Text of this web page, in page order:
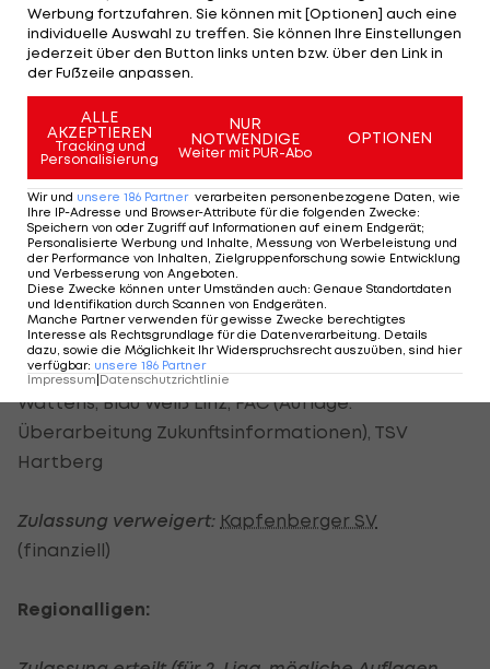
Ried(bestehende Finanz-Auflage:
quartalsmäßiger Reorganisationsprüferbericht),
Austria Lustenau (bestehende Finanz-Auflage:
quartalsmäßiger Reorganisationsprüferbericht),
FC Wacker Innsbruck(bestehende Finanz-Auflage:
quartalsmäßiger Reorganisationsprüferbericht),
SC Wiener Neustadt (bestehende Finanz-Auflage:
quartalsmäßiger Reorganisationsprüferbericht)
Lizenz verweigert:TSV Hartberg(rechtlich,
infrastrukturell, finanziell)
Zulassung erteilt (für 2. Liga): FC Liefering, WSG
Wattens, Blau Weiß Linz, FAC (Auflage:
Überarbeitung Zukunftsinformationen), TSV
Hartberg
Zulassung verweigert: Kapfenberger SV
(finanziell)
Regionalligen:
Werbung fortzufahren. Sie können mit [Optionen] auch eine
individuelle Auswahl zu treffen. Sie können Ihre Einstellungen
jederzeit über den Button links unten bzw. über den Link in
der Fußzeile anpassen.
ALLE
AKZEPTIEREN
Tracking und
Personalisierung
NUR
NOTWENDIGE
Weiter mit PUR-Abo
OPTIONEN
Wir und unsere 186 Partner verarbeiten personenbezogene Daten, wie
Ihre IP-Adresse und Browser-Attribute für die folgenden Zwecke:
Speichern von oder Zugriff auf Informationen auf einem Endgerät;
Personalisierte Werbung und Inhalte, Messung von Werbeleistung und
der Performance von Inhalten, Zielgruppenforschung sowie Entwicklung
und Verbesserung von Angeboten
Diese Zwecke können unter Umständen auch: Genaue Standortdaten
und Identifikation durch Scannen von Endgeräten
Manche Partner verwenden für gewisse Zwecke berechtigtes
Interesse als Rechtsgrundlage für die Datenverarbeitung. Details
dazu, sowie die Möglichkeit Ihr Widerspruchsrecht auszuüben, sind hier
verfügbar: unsere 186 Partner
Impressum|Datenschutzrichtlinie